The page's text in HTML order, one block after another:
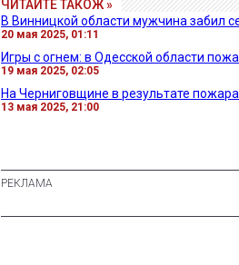
ЧИТАЙТЕ ТАКОЖ »
В Винницкой области мужчина забил
20 мая 2025, 01:11
Игры с огнем: в Одесской области
19 мая 2025, 02:05
На Черниговщине в результате
13 мая 2025, 21:00